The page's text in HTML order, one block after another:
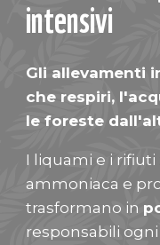
intensivi
Gli allevamenti
che respiri,
le foreste
I liquami e i
ammoniaca e
trasformano in
responsabili